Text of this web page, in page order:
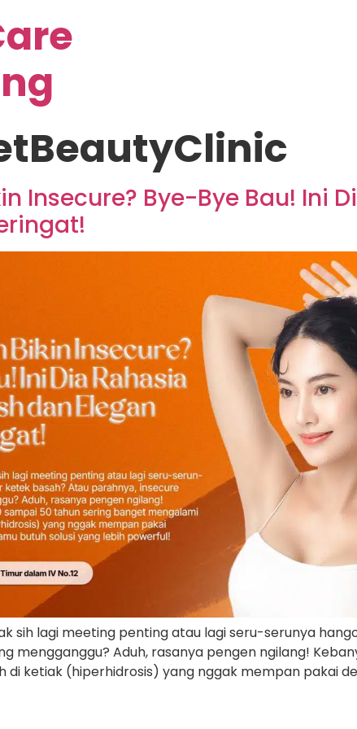
Insecure? Bye-Bye Bau! Ini
sih lagi meeting penting atau lagi seru-serunya
mengganggu? Aduh, rasanya pengen ngilang!
ketiak (hiperhidrosis) yang nggak mempan pakai